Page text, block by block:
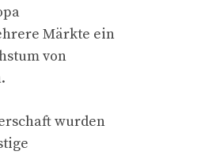
Märkte ein
von
wurden